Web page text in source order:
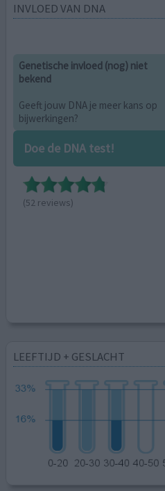
INVLOED VAN DNA
Genetische invloed (nog) niet
bekend
Geeft jouw DNA je meer kans op
bijwerkingen?
Doe de DNA test!
(52 reviews)
LEEFTIJD + GESLACHT